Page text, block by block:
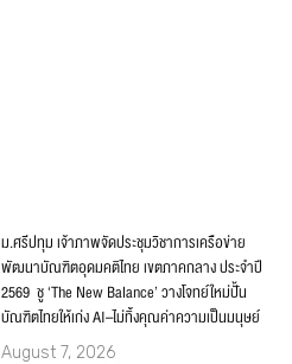
ม.ศรีปทุม เจ้าภาพจัดประชุมวิชาการเครือข่าย
พัฒนาบัณฑิตอุดมคติไทย เขตภาคกลาง ประจำปี
2569 ชู ‘The New Balance’ วางโจทย์ใหม่ปั้น
บัณฑิตไทยให้เก่ง AI–ไม่ทิ้งคุณค่าความเป็นมนุษย์
August 7, 2026